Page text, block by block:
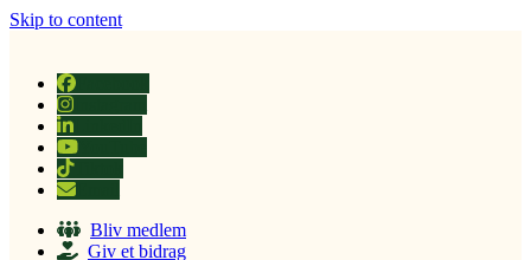
Skip to content
Tiktok
Bliv medlem
Giv et bidrag